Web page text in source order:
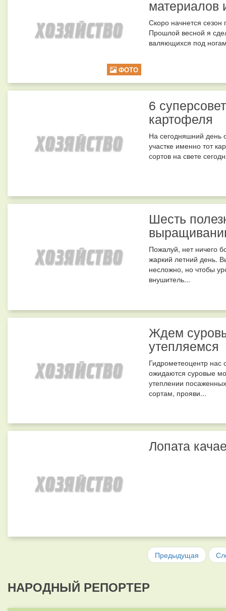
ФОТО
материалов
Скоро начнется
Прошлой весной я
валяющихся под
6
картофеля
На сегодняшний день
участке именно тот
сортов на свете
Шесть
Пожалуй, нет ничего
жаркий летний день.
несложно, но чтобы
внушитель...
Ждем
утепляемся
Гидрометеоцентр нас
ожидаются суровые
утеплении
сортам, прояви...
Лопата
Предыдущая
НАРОДНЫЙ РЕПОРТЕР